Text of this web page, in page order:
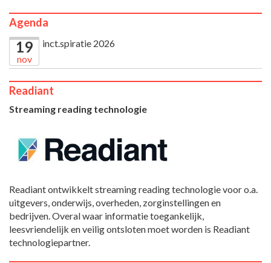
Agenda
19
nov
inct.spiratie 2026
Readiant
Streaming reading technologie
Readiant ontwikkelt streaming reading technologie voor o.a.
uitgevers, onderwijs, overheden, zorginstellingen en
bedrijven. Overal waar informatie toegankelijk,
leesvriendelijk en veilig ontsloten moet worden is Readiant
technologiepartner.